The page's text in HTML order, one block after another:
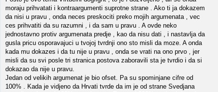
moraju prihvatati i kontraargumenti suprotne strane . Ako ti ja dokazem
da nisi u pravu , onda neces preskociti preko mojih argumenata , vec
ces prihvatiti da su razumni , i da sam u pravu . A ovde neko
jednostavno protiv argumenata predje , kao da nisu dati , i nastavlja da
gusla pricu osporavajuci u tvojoj tvrdnji ono sto misli da moze. A onda
kada mu dokazes i da tu nije u pravu , onda se vrati na ono prvo , jer
misli da su svi posle tri stranica postova zaboravili sta je tvrdio i da si
dokazao da nije u pravu.
Jedan od velikih argumenat je bio ofset. Pa su spominjane cifre od
100% . Kada je vidjeno da Hrvati tvrde da im je od strane Svedjana